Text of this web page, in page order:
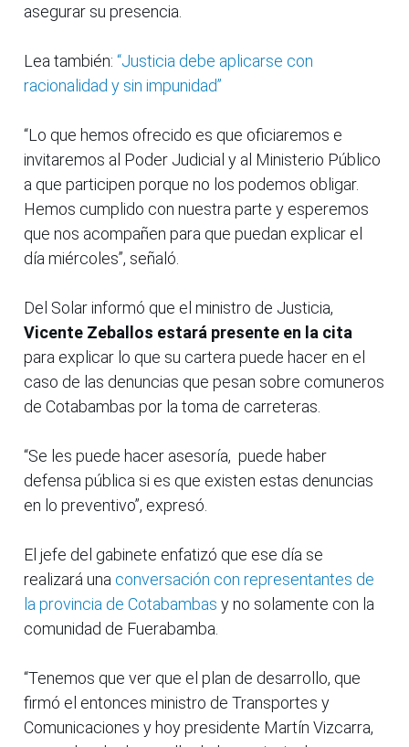
asegurar su presencia.
Lea también: “Justicia debe aplicarse con
racionalidad y sin impunidad”
“Lo que hemos ofrecido es que oficiaremos e
invitaremos al Poder Judicial y al Ministerio Público
a que participen porque no los podemos obligar.
Hemos cumplido con nuestra parte y esperemos
que nos acompañen para que puedan explicar el
día miércoles”, señaló.
Del Solar informó que el ministro de Justicia,
Vicente Zeballos estará presente en la cita
para explicar lo que su cartera puede hacer en el
caso de las denuncias que pesan sobre comuneros
de Cotabambas por la toma de carreteras.
“Se les puede hacer asesoría, puede haber
defensa pública si es que existen estas denuncias
en lo preventivo”, expresó.
El jefe del gabinete enfatizó que ese día se
realizará una conversación con representantes de
la provincia de Cotabambas y no solamente con la
comunidad de Fuerabamba.
“Tenemos que ver que el plan de desarrollo, que
firmó el entonces ministro de Transportes y
Comunicaciones y hoy presidente Martín Vizcarra,